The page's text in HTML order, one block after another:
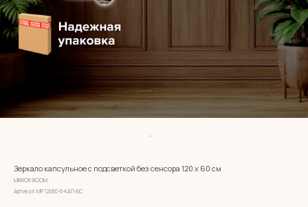
Зеркало капсульное с подсветкой без сенсора 120 х 60 см
MIRROR ROOM
Артикул:МР 12060-6-КАП-БС